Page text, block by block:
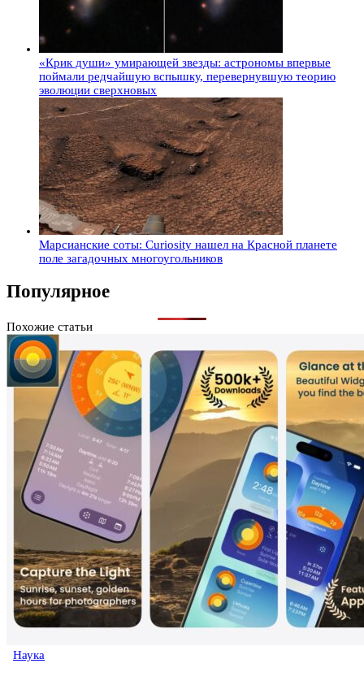
«Крик души» умирающей звезды: астрономы впервые
поймали редчайшую вспышку, перевернувшую теорию
эволюции сверхновых
Марсианские соты: Curiosity нашел на Красной планете
поле загадочных многоугольников
Популярное
Похожие статьи
Наука